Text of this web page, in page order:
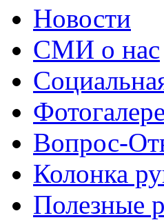
Новости
СМИ о нас
Вопрос-
Колонка
Полезные